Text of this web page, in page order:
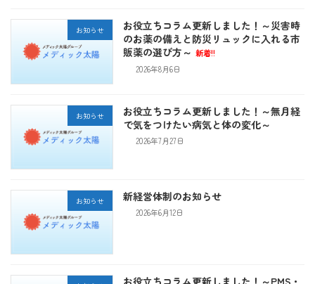
お知らせ
お役立ちコラム更新しました！～災害時
のお薬の備えと防災リュックに入れる市
販薬の選び方～ 新着!!
2026年8月6日
お知らせ
お役立ちコラム更新しました！～無月経
で気をつけたい病気と体の変化～
2026年7月27日
お知らせ 新経営体制のお知らせ
2026年6月12日